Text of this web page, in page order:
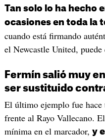
Tan solo lo ha hecho
ocasiones en toda la
cuando está firmando
el Newcastle United,
Fermín salió muy
ser sustituido
El último ejemplo fue hace
frente al Rayo Vallecano.
mínima en el marcador, y